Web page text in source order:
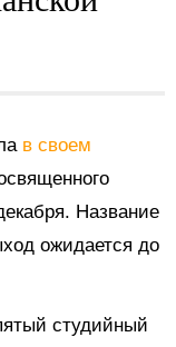
в своем
Название
ожидается до
студийный